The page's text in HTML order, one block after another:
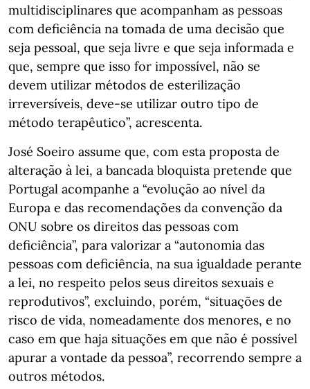
multidisciplinares que acompanham as pessoas
com deficiência na tomada de uma decisão que
seja pessoal, que seja livre e que seja informada e
que, sempre que isso for impossível, não se
devem utilizar métodos de esterilização
irreversíveis, deve-se utilizar outro tipo de
método terapêutico”, acrescenta.
José Soeiro assume que, com esta proposta de
alteração à lei, a bancada bloquista pretende que
Portugal acompanhe a “evolução ao nível da
Europa e das recomendações da convenção da
ONU sobre os direitos das pessoas com
deficiência”, para valorizar a “autonomia das
pessoas com deficiência, na sua igualdade perante
a lei, no respeito pelos seus direitos sexuais e
reprodutivos”, excluindo, porém, “situações de
risco de vida, nomeadamente dos menores, e no
caso em que haja situações em que não é possível
apurar a vontade da pessoa”, recorrendo sempre a
outros métodos.